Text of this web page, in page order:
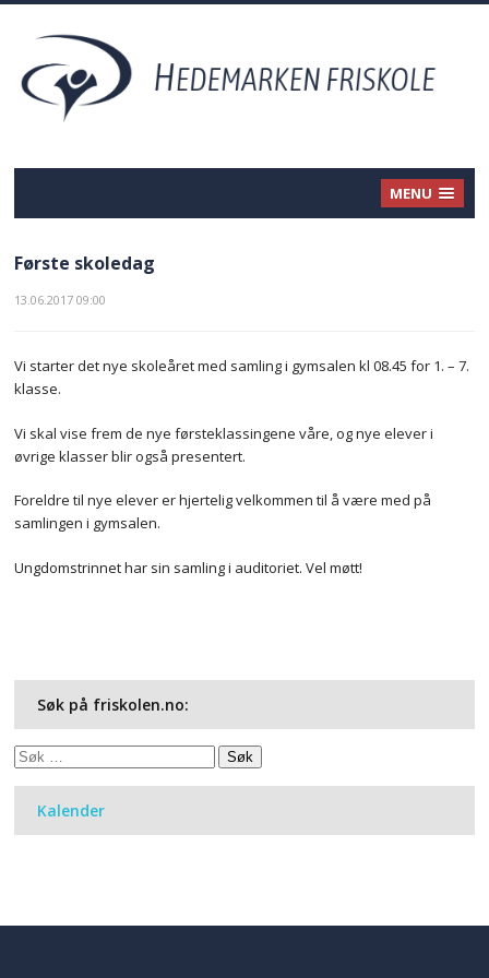
MENU
Første skoledag
13.06.2017 09:00
Vi starter det nye skoleåret med samling i gymsalen kl 08.45 for 1. – 7.
klasse.
Vi skal vise frem de nye førsteklassingene våre, og nye elever i
øvrige klasser blir også presentert.
Foreldre til nye elever er hjertelig velkommen til å være med på
samlingen i gymsalen.
Ungdomstrinnet har sin samling i auditoriet. Vel møtt!
Søk på friskolen.no:
Søk
Kalender